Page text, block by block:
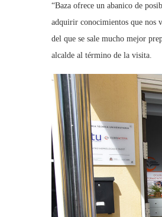
“Baza ofrece un abanico de
adquirir conocimientos que nos
del que se sale mucho mejor
alcalde al término de la visita.